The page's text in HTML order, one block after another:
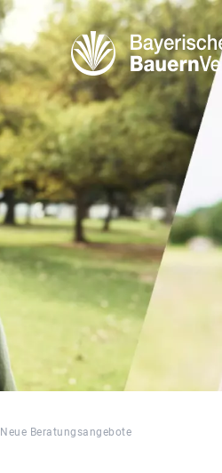
Neue Beratungsangebote